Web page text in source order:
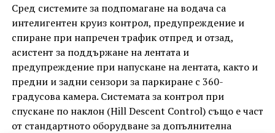
Сред системите за подпомагане на водача са
интелигентен круиз контрол, предупреждение и
спиране при напречен трафик отпред и отзад,
асистент за поддържане на лентата и
предупреждение при напускане на лентата, както и
предни и задни сензори за паркиране с 360-
градусова камера. Системата за контрол при
спускане по наклон (Hill Descent Control) също е част
от стандартното оборудване за допълнителна